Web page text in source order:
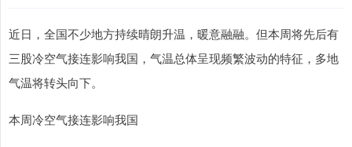
近日，全国不少地方持续晴朗升温，暖意融融。但本周将先后有
三股冷空气接连影响我国，气温总体呈现频繁波动的特征，多地
气温将转头向下。
本周冷空气接连影响我国